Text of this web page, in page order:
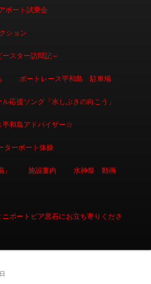
ボート試乗会
ション
スター訪問記～
ボートレース平和島 駐車場
応援ソング「水しぶきの向こう」
和島アドバイザー☆
ターボート体操
施設案内 水神祭 動画
ボートピア黒石にお立ち寄りくださ